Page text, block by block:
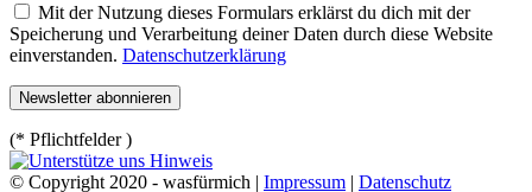
Mit der Nutzung dieses Formulars erklärst du dich mit der
Speicherung und Verarbeitung deiner Daten durch diese Website
einverstanden. Datenschutzerklärung
(* Pflichtfelder )
© Copyright 2020 - wasfürmich | Impressum | Datenschutz